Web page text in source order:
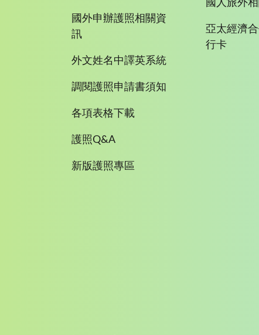
國外申辦護照相關資
訊
外文姓名中譯英系統
調閱護照申請書須知
各項表格下載
護照Q&A
新版護照專區
國人旅外
亞太經濟
行卡